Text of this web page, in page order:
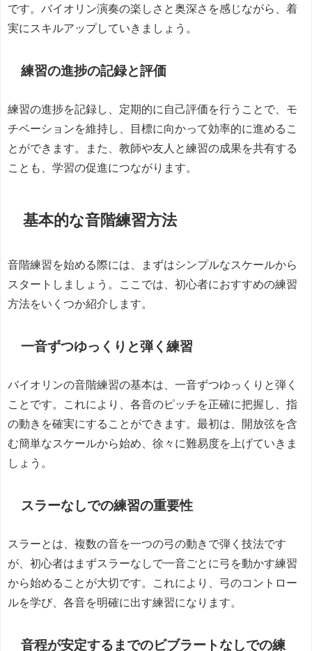
です。バイオリン演奏の楽しさと奥深さを感じながら、着
実にスキルアップしていきましょう。
練習の進捗の記録と評価
練習の進捗を記録し、定期的に自己評価を行うことで、モ
チベーションを維持し、目標に向かって効率的に進めるこ
とができます。また、教師や友人と練習の成果を共有する
ことも、学習の促進につながります。
基本的な音階練習方法
音階練習を始める際には、まずはシンプルなスケールから
スタートしましょう。ここでは、初心者におすすめの練習
方法をいくつか紹介します。
一音ずつゆっくりと弾く練習
バイオリンの音階練習の基本は、一音ずつゆっくりと弾く
ことです。これにより、各音のピッチを正確に把握し、指
の動きを確実にすることができます。最初は、開放弦を含
む簡単なスケールから始め、徐々に難易度を上げていきま
しょう。
スラーなしでの練習の重要性
スラーとは、複数の音を一つの弓の動きで弾く技法です
が、初心者はまずスラーなしで一音ごとに弓を動かす練習
から始めることが大切です。これにより、弓のコントロー
ルを学び、各音を明確に出す練習になります。
音程が安定するまでのビブラートなしでの練